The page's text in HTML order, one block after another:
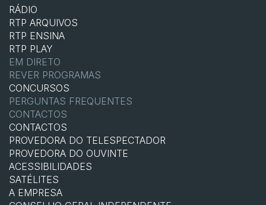
RÁDIO
RTP ARQUIVOS
RTP ENSINA
RTP PLAY
EM DIRETO
REVER PROGRAMAS
CONCURSOS
PERGUNTAS FREQUENTES
CONTACTOS
CONTACTOS
PROVEDORA DO TELESPECTADOR
PROVEDORA DO OUVINTE
ACESSIBILIDADES
SATÉLITES
A EMPRESA